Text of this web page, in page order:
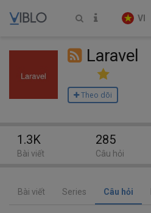
VI
Laravel
Theo dõi
Bài viết Series Câu hỏi
1.3K
Bài viết
285
Câu hỏi